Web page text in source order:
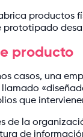
productos
producto
casos, una
que
de la
de